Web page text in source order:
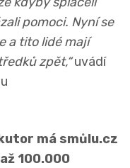
pomoci. Nyní se
a tito lidé mají
zpět,“uvádí
má smůlu.cz
100.000